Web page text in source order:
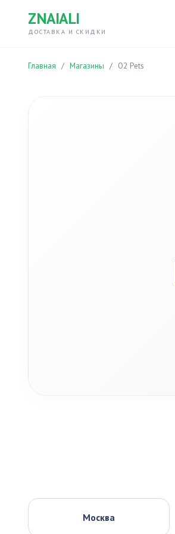
ZNAIALI
ДОСТАВКА И СКИДКИ
Главная / Магазины / O2 Pets
Москва